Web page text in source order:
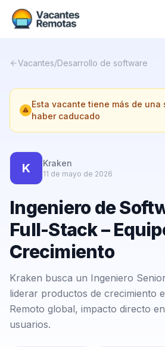
Nosotros
Contacto
Calculadora Freelance
Vacantes/Desarrollo de software
Esta vacante tiene más de una
haber caducado
K Kraken
11 de mayo de 2026
Ingeniero de
Full-Stack –
Crecimiento
Kraken busca un Ingeniero
liderar productos de crecimiento
Remoto global, impacto directo
usuarios.